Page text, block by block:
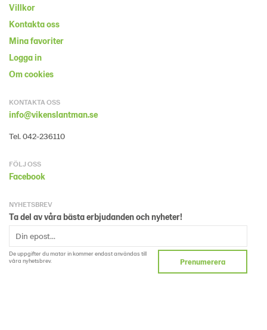
Villkor
Kontakta oss
Mina favoriter
Logga in
Om cookies
KONTAKTA OSS
info@vikenslantman.se
Tel. 042-236110
FÖLJ OSS
Facebook
NYHETSBREV
Ta del av våra bästa erbjudanden och nyheter!
De uppgifter du matar in kommer endast användas till
våra nyhetsbrev.
Prenumerera